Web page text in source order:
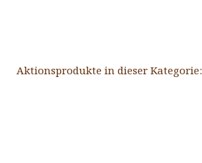
Aktionsprodukte in dieser Kategorie: